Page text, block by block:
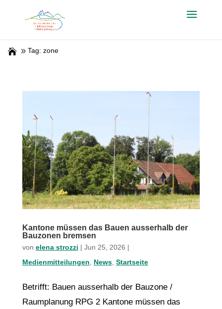
Tag: zone
Kantone müssen das Bauen ausserhalb der
Bauzonen bremsen
von elena strozzi | Jun 25, 2026 |
Medienmitteilungen
News, Startseite
Betrifft: Bauen ausserhalb der Bauzone /
Raumplanung RPG 2 Kantone müssen das